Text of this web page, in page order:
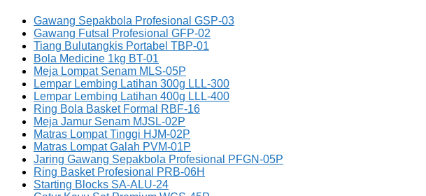
Gawang Sepakbola Profesional GSP-03
Gawang Futsal Profesional GFP-02
Tiang Bulutangkis Portabel TBP-01
Bola Medicine 1kg BT-01
Meja Lompat Senam MLS-05P
Lempar Lembing Latihan 300g LLL-300
Lempar Lembing Latihan 400g LLL-400
Ring Bola Basket Formal RBF-16
Meja Jamur Senam MJSL-02P
Matras Lompat Tinggi HJM-02P
Matras Lompat Galah PVM-01P
Jaring Gawang Sepakbola Profesional PFGN-05P
Ring Basket Profesional PRB-06H
Starting Blocks SA-ALU-24